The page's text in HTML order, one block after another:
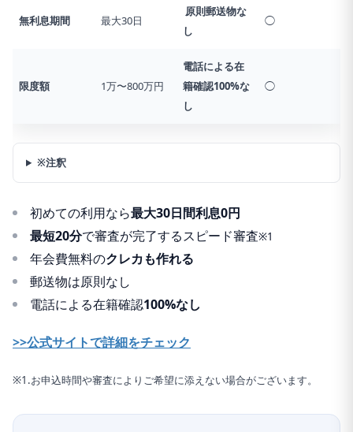
無利息期間 最大30日
原則郵送物な
し
◯
限度額 1万〜800万円
電話による在
籍確認100%な
し
◯
※注釈
初めての利用なら最大30日間利息0円
最短20分で審査が完了するスピード審査※1
年会費無料のクレカも作れる
郵送物は原則なし
電話による在籍確認100%なし
>>公式サイトで詳細をチェック
※1.お申込時間や審査によりご希望に添えない場合がございます。